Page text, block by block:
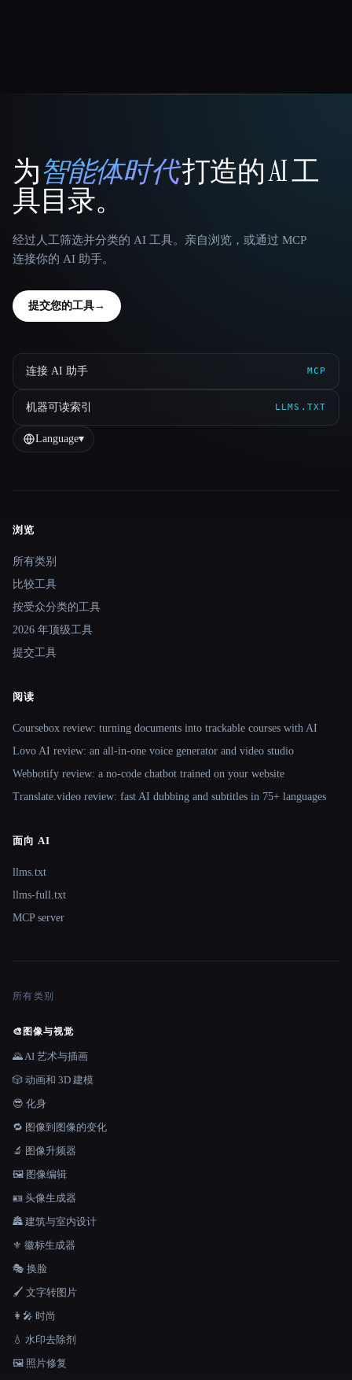
That AI Collection
为智能体时代打造的 AI 工
具目录。
经过人工筛选并分类的 AI 工具。亲自浏览，或通过 MCP
连接你的 AI 助手。
提交您的工具→
连接 AI 助手 MCP
机器可读索引 LLMS.TXT
Language▾
Site navigation
浏览
所有类别
比较工具
按受众分类的工具
2026 年顶级工具
提交工具
阅读
Coursebox review: turning documents into trackable courses with AI
Lovo AI review: an all-in-one voice generator and video studio
Webbotify review: a no-code chatbot trained on your website
Translate.video review: fast AI dubbing and subtitles in 75+ languages
面向 AI
llms.txt
llms-full.txt
MCP server
所有类别
🎨 图像与视觉
🌄 AI 艺术与插画
🎲 动画和 3D 建模
😎 化身
🔁 图像到图像的变化
🔬 图像升频器
🖼️ 图像编辑
🪪 头像生成器
🏯 建筑与室内设计
⚜️ 徽标生成器
🎭 换脸
🖌️ 文字转图片
👩‍🎤 时尚
💧 水印去除剂
🖼️ 照片修复